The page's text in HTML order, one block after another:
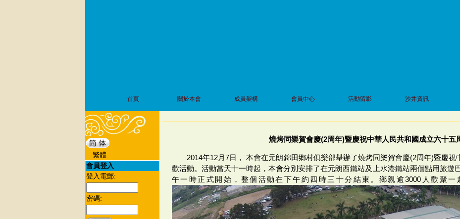
首頁 關於本會 成員架構 會員中心 活動留影 沙井資訊
繁體
會員登入
登入電郵:
密碼:
燒烤同樂賀會慶(2周年)暨慶祝中華人民共和國成立六十五
2014年12月7日， 本會在元朗錦田鄉村俱樂部舉辦了燒烤同樂賀會慶(2周年)暨慶
歡活動。活動當天十一時起，本會分別安排了在元朗西鐵站及上水港鐵站兩個點用旅遊
午一時正式開始，整個活動在下午約四時三十分結束。鄉親逾3000人歡聚一